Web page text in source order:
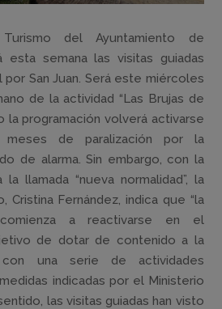
del Ayuntamiento de
esta semana las visitas guiadas
San Juan. Será este miércoles
de la actividad “Las Brujas de
la programación volverá activarse
de paralización por la
de alarma. Sin embargo, con la
llamada “nueva normalidad”, la
Cristina Fernández, indica que “la
a reactivarse en el
de dotar de contenido a la
con una serie de actividades
indicadas por el Ministerio
las visitas guiadas han visto